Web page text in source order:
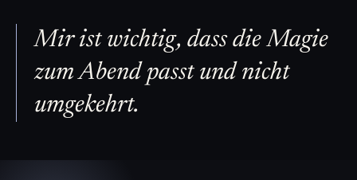
Mir ist wichtig, dass die Magie
zum Abend passt und nicht
umgekehrt.